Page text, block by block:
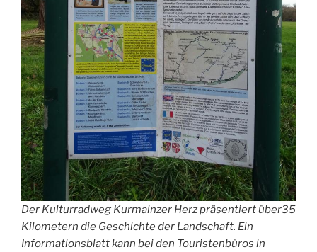
Der Kulturradweg Kurmainzer Herz präsentiert über35
Kilometern die Geschichte der Landschaft. Ein
Informationsblatt kann bei den Touristenbüros in